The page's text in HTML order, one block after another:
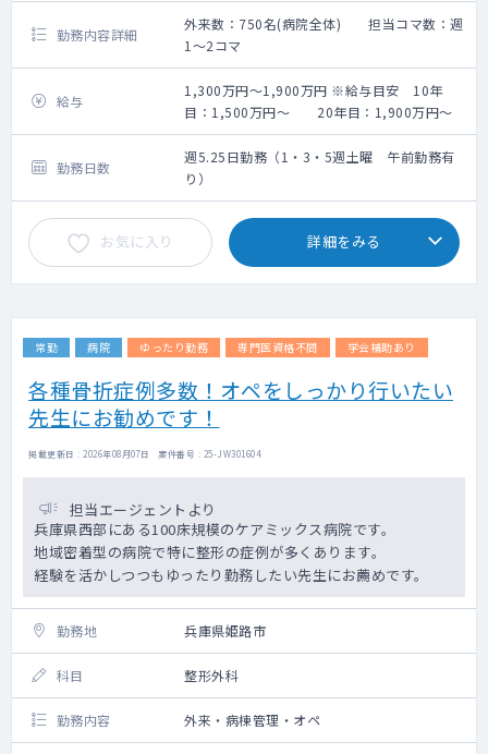
勤務内容詳細
外来数：750名(病院全体) 担当コマ数：週
1～2コマ
給与
1,300万円～1,900万円 ※給与目安 10年
目：1,500万円～ 20年目：1,900万円～
勤務日数
週5.25日勤務（1・3・5週土曜 午前勤務有
り）
お気に入り 詳細をみる
常勤 病院 ゆったり勤務 専門医資格不問 学会補助あり
各種骨折症例多数！オペをしっかり行いたい
先生にお勧めです！
掲載更新日 : 2026年08月07日 案件番号 : 25-JW301604
担当エージェントより
兵庫県西部にある100床規模のケアミックス病院です。
地域密着型の病院で特に整形の症例が多くあります。
経験を活かしつつもゆったり勤務したい先生にお薦めです。
勤務地 兵庫県姫路市
科目 整形外科
勤務内容 外来・病棟管理・オペ